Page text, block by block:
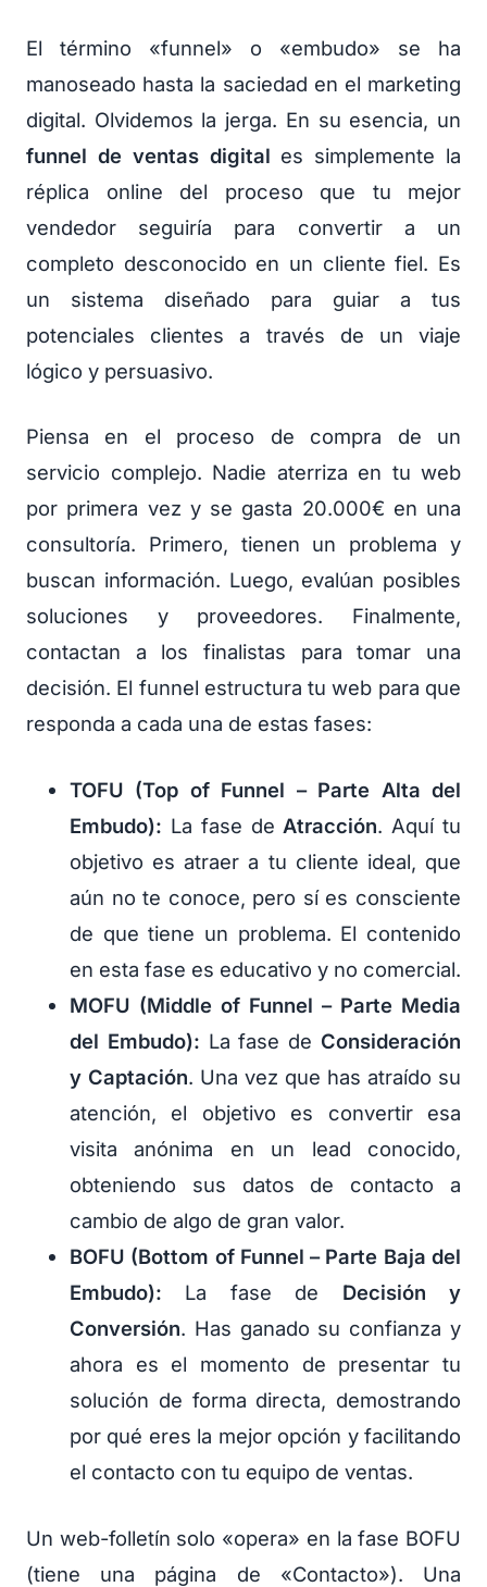
El término «funnel» o «embudo» se ha
manoseado hasta la saciedad en el marketing
digital. Olvidemos la jerga. En su esencia, un
funnel de ventas digital es simplemente la
réplica online del proceso que tu mejor
vendedor seguiría para convertir a un
completo desconocido en un cliente fiel. Es
un sistema diseñado para guiar a tus
potenciales clientes a través de un viaje
lógico y persuasivo.
Piensa en el proceso de compra de un
servicio complejo. Nadie aterriza en tu web
por primera vez y se gasta 20.000€ en una
consultoría. Primero, tienen un problema y
buscan información. Luego, evalúan posibles
soluciones y proveedores. Finalmente,
contactan a los finalistas para tomar una
decisión. El funnel estructura tu web para que
responda a cada una de estas fases:
TOFU (Top of Funnel – Parte Alta del
Embudo): La fase de Atracción. Aquí tu
objetivo es atraer a tu cliente ideal, que
aún no te conoce, pero sí es consciente
de que tiene un problema. El contenido
en esta fase es educativo y no comercial.
MOFU (Middle of Funnel – Parte Media
del Embudo): La fase de Consideración
y Captación. Una vez que has atraído su
atención, el objetivo es convertir esa
visita anónima en un lead conocido,
obteniendo sus datos de contacto a
cambio de algo de gran valor.
BOFU (Bottom of Funnel – Parte Baja del
Embudo): La fase de Decisión y
Conversión. Has ganado su confianza y
ahora es el momento de presentar tu
solución de forma directa, demostrando
por qué eres la mejor opción y facilitando
el contacto con tu equipo de ventas.
Un web-folletín solo «opera» en la fase BOFU
(tiene una página de «Contacto»). Una